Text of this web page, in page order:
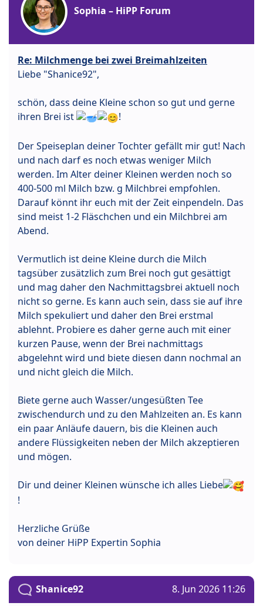
Sophia – HiPP Forum
Re: Milchmenge bei zwei Breimahlzeiten
Liebe "Shanice92",
schön, dass deine Kleine schon so gut und gerne
ihren Brei ist
!
Der Speiseplan deiner Tochter gefällt mir gut! Nach
und nach darf es noch etwas weniger Milch
werden. Im Alter deiner Kleinen werden noch so
400-500 ml Milch bzw. g Milchbrei empfohlen.
Darauf könnt ihr euch mit der Zeit einpendeln. Das
sind meist 1-2 Fläschchen und ein Milchbrei am
Abend.
Vermutlich ist deine Kleine durch die Milch
tagsüber zusätzlich zum Brei noch gut gesättigt
und mag daher den Nachmittagsbrei aktuell noch
nicht so gerne. Es kann auch sein, dass sie auf ihre
Milch spekuliert und daher den Brei erstmal
ablehnt. Probiere es daher gerne auch mit einer
kurzen Pause, wenn der Brei nachmittags
abgelehnt wird und biete diesen dann nochmal an
und nicht gleich die Milch.
Biete gerne auch Wasser/ungesüßten Tee
zwischendurch und zu den Mahlzeiten an. Es kann
ein paar Anläufe dauern, bis die Kleinen auch
andere Flüssigkeiten neben der Milch akzeptieren
und mögen.
Dir und deiner Kleinen wünsche ich alles Liebe
!
Herzliche Grüße
von deiner HiPP Expertin Sophia
Shanice92 8. Jun 2026 11:26